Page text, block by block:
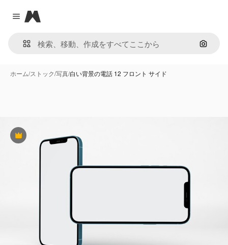
Close menu
Magnific
画像で
ホーム/ストック/写真/白い背景の電話 12 フロント サイド
Premium